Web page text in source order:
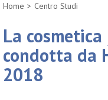
Home
Centro Studi
La cosmetica
condotta da
2018